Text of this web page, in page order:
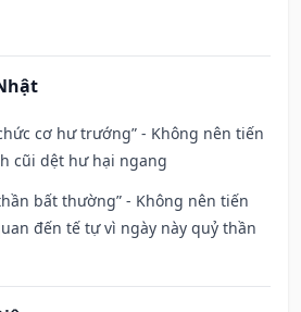
cơ hư trướng” - Không nên tiến
cũi dệt hư hại ngang
bất thường” - Không nên tiến
đến tế tự vì ngày này quỷ thần